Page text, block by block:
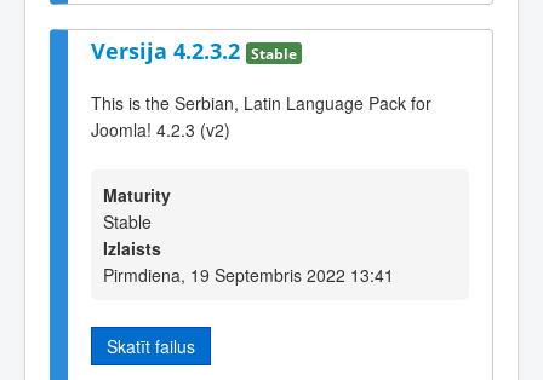
Versija 4.2.3.2 Stable
This is the Serbian, Latin Language Pack for
Joomla! 4.2.3 (v2)
Maturity
Stable
Izlaists
Pirmdiena, 19 Septembris 2022 13:41
Skatīt failus